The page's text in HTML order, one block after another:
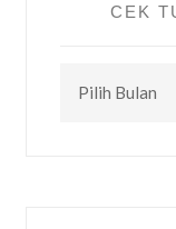
CEK
TULISAN